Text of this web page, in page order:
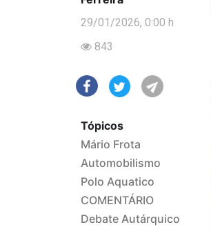
29/01/2026, 0:00 h
843
Tópicos
Mário Frota
Automobilismo
Polo Aquatico
COMENTÁRIO
Debate Autárquico